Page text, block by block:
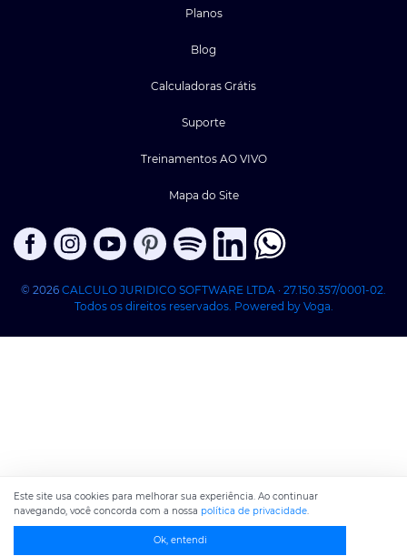
Planos
Blog
Calculadoras Grátis
Suporte
Treinamentos AO VIVO
Mapa do Site
© 2026 CALCULO JURIDICO SOFTWARE LTDA · 27.150.357/0001-02.
Todos os direitos reservados. Powered by Voga.
Este site usa cookies para melhorar sua experiência. Ao continuar
navegando, você concorda com a nossa política de privacidade.
Ok, entendi